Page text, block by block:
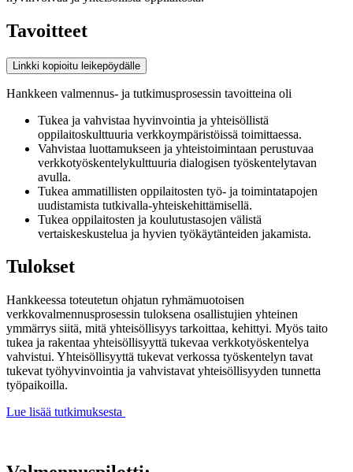
Tavoitteet
Linkki kopioitu leikepöydälle
Hankkeen valmennus- ja tutkimusprosessin tavoitteina oli
Tukea ja vahvistaa hyvinvointia ja yhteisöllistä
oppilaitoskulttuuria verkkoympäristöissä toimittaessa.
Vahvistaa luottamukseen ja yhteistoimintaan perustuvaa
verkkotyöskentelykulttuuria dialogisen työskentelytavan
avulla.
Tukea ammatillisten oppilaitosten työ- ja toimintatapojen
uudistamista tutkivalla-yhteiskehittämisellä.
Tukea oppilaitosten ja koulutustasojen välistä
vertaiskeskustelua ja hyvien työkäytänteiden jakamista.
Tulokset
Hankkeessa toteutetun ohjatun ryhmämuotoisen
verkkovalmennusprosessin tuloksena osallistujien yhteinen
ymmärrys siitä, mitä yhteisöllisyys tarkoittaa, kehittyi. Myös taito
tukea ja rakentaa yhteisöllisyyttä tukevaa verkkotyöskentelya
vahvistui. Yhteisöllisyyttä tukevat verkossa työskentelyn tavat
tukevat työhyvinvointia ja vahvistavat yhteisöllisyyden tunnetta
työpaikoilla.
Lue lisää tutkimuksesta